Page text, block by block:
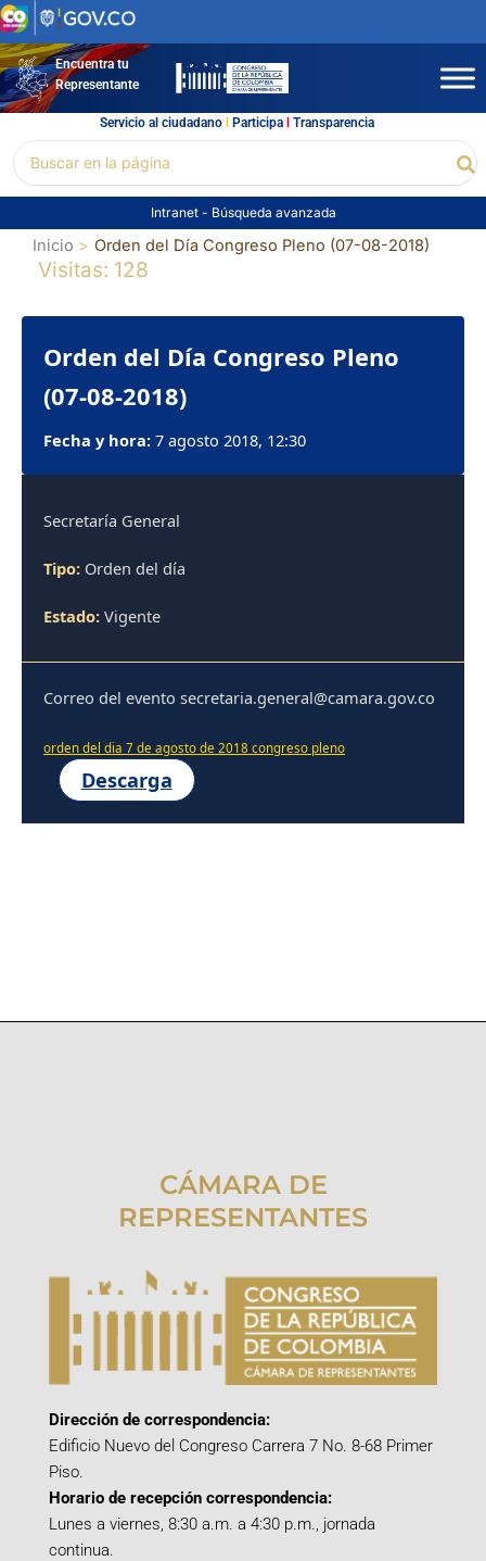
Ir
al
contenidoEncuentra tu
Representante
Servicio al ciudadano l Participal Transparencia
por:
Intranet - Búsqueda avanzada
Inicio Orden del Día Congreso Pleno (07-08-2018)
Visitas: 128
Orden del Día Congreso Pleno
(07-08-2018)
Fecha y hora: 7 agosto 2018, 12:30
Secretaría General
Tipo: Orden del día
Estado: Vigente
Correo del evento secretaria.general@camara.gov.co
orden del dia 7 de agosto de 2018 congreso pleno
Descarga
CÁMARA DE
REPRESENTANTES
Dirección de correspondencia:
Edificio Nuevo del Congreso Carrera 7 No. 8-68 Primer
Piso.
Horario de recepción correspondencia:
Lunes a viernes, 8:30 a.m. a 4:30 p.m., jornada
continua.